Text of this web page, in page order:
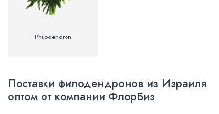
Philodendron
Поставки филодендронов из Израиля
оптом от компании ФлорБиз